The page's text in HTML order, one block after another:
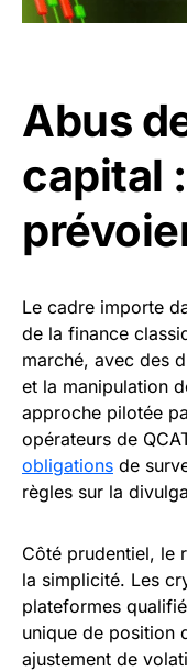
Abus
capital
Le cadre importe
de la finance
marché, avec des
et la manipulation
approche pilotée
opérateurs de
obligations de
règles sur la
Côté prudentiel, le
la simplicité. Les
plateformes
unique de position
ajustement de